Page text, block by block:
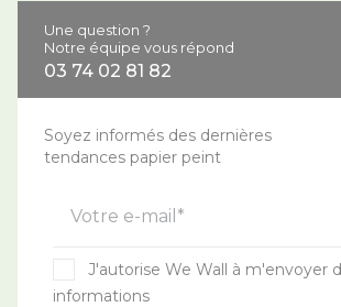
Une question ?
Notre équipe vous répond
03 74 02 81 82
Soyez informés des dernières
tendances papier peint
Votre e-mail*
J'autorise We Wall à m'envoyer
informations